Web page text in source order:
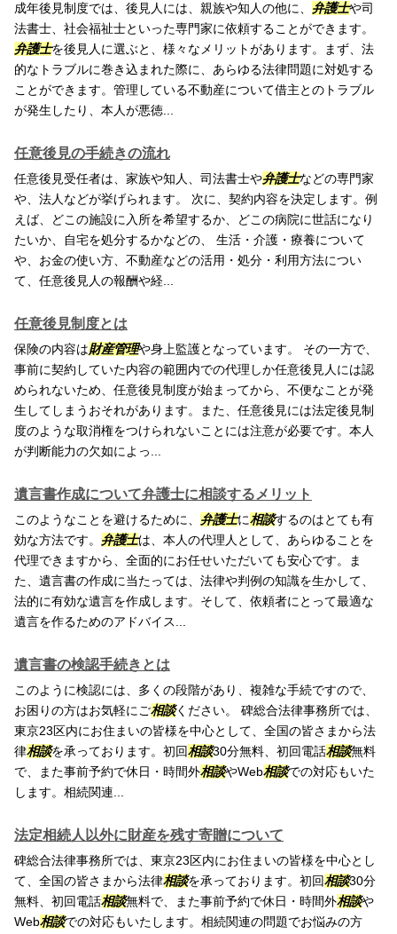
成年後見制度では、後見人には、親族や知人の他に、 弁護士や司
法書士、社会福祉士といった専門家に依頼することができます。
弁護士を後見人に選ぶと、様々なメリットがあります。まず、法
的なトラブルに巻き込まれた際に、あらゆる法律問題に対処する
ことができます。管理している不動産について借主とのトラブル
が発生したり、本人が悪徳...
任意後見の手続きの流れ
任意後見受任者は、家族や知人、司法書士や弁護士などの専門家
や、法人などが挙げられます。 次に、契約内容を決定します。例
えば、どこの施設に入所を希望するか、どこの病院に世話になり
たいか、自宅を処分するかなどの、 生活・介護・療養について
や、お金の使い方、不動産などの活用・処分・利用方法につい
て、任意後見人の報酬や経...
任意後見制度とは
保険の内容は財産管理や身上監護となっています。 その一方で、
事前に契約していた内容の範囲内での代理しか任意後見人には認
められないため、任意後見制度が始まってから、不便なことが発
生してしまうおそれがあります。また、任意後見には法定後見制
度のような取消権をつけられないことには注意が必要です。本人
が判断能力の欠如によっ...
遺言書作成について弁護士に相談するメリット
このようなことを避けるために、 弁護士に相談するのはとても有
効な方法です。 弁護士は、本人の代理人として、あらゆることを
代理できますから、全面的にお任せいただいても安心です。ま
た、遺言書の作成に当たっては、法律や判例の知識を生かして、
法的に有効な遺言を作成します。そして、依頼者にとって最適な
遺言を作るためのアドバイス...
遺言書の検認手続きとは
このように検認には、多くの段階があり、複雑な手続ですので、
お困りの方はお気軽にご相談ください。 碑総合法律事務所では、
東京23区内にお住まいの皆様を中心として、全国の皆さまから法
律相談を承っております。初回相談30分無料、初回電話相談無料
で、また事前予約で休日・時間外相談やWeb相談での対応もいた
します。相続関連...
法定相続人以外に財産を残す寄贈について
碑総合法律事務所では、東京23区内にお住まいの皆様を中心とし
て、全国の皆さまから法律相談を承っております。初回相談30分
無料、初回電話相談無料で、また事前予約で休日・時間外相談や
Web相談での対応もいたします。相続関連の問題でお悩みの方